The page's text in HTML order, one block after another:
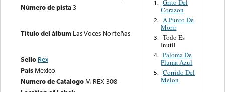
Número de pista3
Título del álbum Las Voces Norteñas
Sello Rex
PaísMexico
Numero de CatalogoM-REX-308
1. Grito Del
Corazon
2. A Punto De
Morir
3. Todo Es
Inutil
4. Paloma De
Pluma Azul
5. Corrido Del
Melon